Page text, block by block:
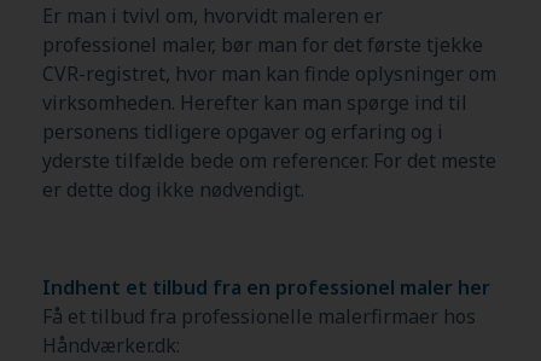
Er man i tvivl om, hvorvidt maleren er
professionel maler, bør man for det første tjekke
CVR-registret, hvor man kan finde oplysninger om
virksomheden. Herefter kan man spørge ind til
personens tidligere opgaver og erfaring og i
yderste tilfælde bede om referencer. For det meste
er dette dog ikke nødvendigt.
Indhent et tilbud fra en professionel maler her
Få et tilbud fra professionelle malerfirmaer hos
Håndværker.dk: